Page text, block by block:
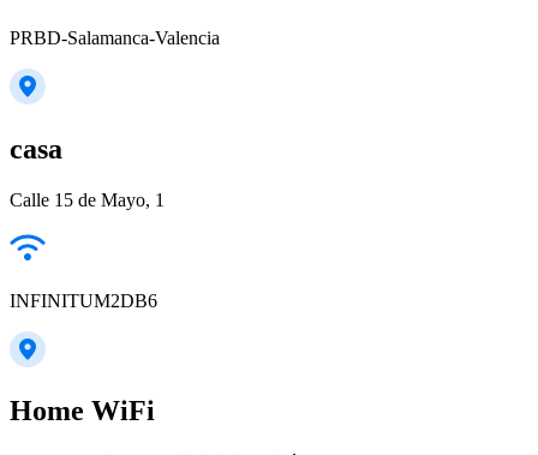
PRBD-Salamanca-Valencia
casa
Calle 15 de Mayo, 1
INFINITUM2DB6
Home WiFi